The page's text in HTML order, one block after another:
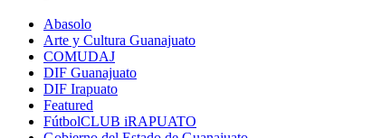
Abasolo
Arte y Cultura Guanajuato
COMUDAJ
DIF Guanajuato
DIF Irapuato
Featured
FútbolCLUB iRAPUATO